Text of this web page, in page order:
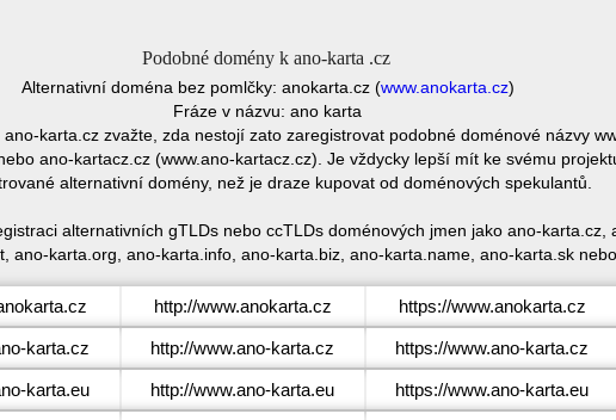
Podobné domény k ano-karta .cz
Alternativní doména bez pomlčky: anokarta.cz (www.anokarta.cz)
Fráze v názvu: ano karta
karta.cz zvažte, zda nestojí zato zaregistrovat podobné doménové názvy
ano-kartacz.cz (www.ano-kartacz.cz). Je vždycky lepší mít ke svému
alternativní domény, než je draze kupovat od doménových spekulantů.
alternativních gTLDs nebo ccTLDs doménových jmen jako ano-karta.cz,
ano-karta.org, ano-karta.info, ano-karta.biz, ano-karta.name, ano-karta.sk
http://www.anokarta.cz https://www.anokarta.cz
karta.cz http://www.ano-karta.cz https://www.ano-karta.cz
karta.eu http://www.ano-karta.eu https://www.ano-karta.eu